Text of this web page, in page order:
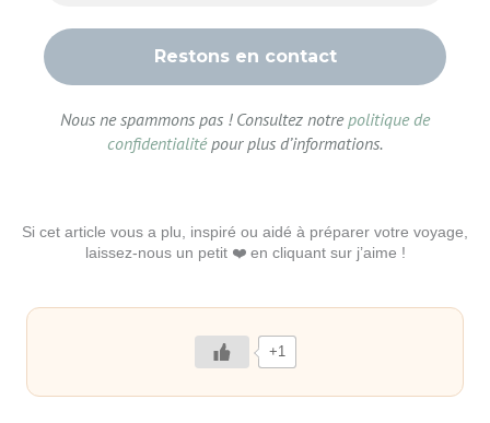
Nous ne spammons pas ! Consultez notrepolitique de
confidentialitépour plus d’informations.
Si cet article vous a plu, inspiré ou aidé à préparer votre voyage,
laissez-nous un petit ❤️ en cliquant sur j’aime !
+1